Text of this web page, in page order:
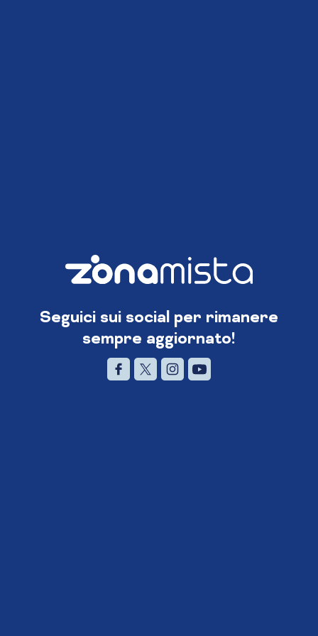
Seguici sui social per rimanere
sempre aggiornato!